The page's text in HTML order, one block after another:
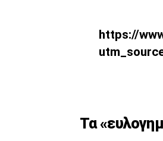
https://
Τα